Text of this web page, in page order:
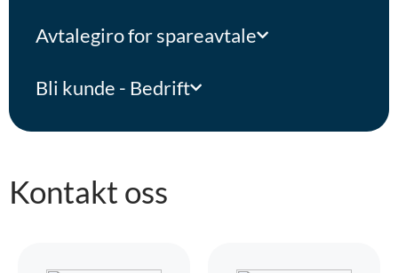
Avtalegiro for spareavtale
Bli kunde - Bedrift
Kontakt oss